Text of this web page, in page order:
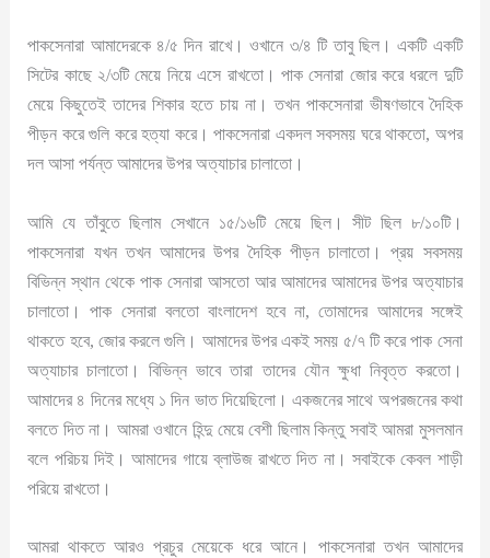
পাকসেনারা আমাদেরকে ৪/৫ দিন রাখে। ওখানে ৩/৪ টি তাবু ছিল। একটি একটি
সিটের কাছে ২/৩টি মেয়ে নিয়ে এসে রাখতো। পাক সেনারা জোর করে ধরলে দুটি
মেয়ে কিছুতেই তাদের শিকার হতে চায় না। তখন পাকসেনারা ভীষণভাবে দৈহিক
পীড়ন করে গুলি করে হত্যা করে। পাকসেনারা একদল সবসময় ঘরে থাকতো, অপর
দল আসা পর্যন্ত আমাদের উপর অত্যাচার চালাতো।
আমি যে তাঁবুতে ছিলাম সেখানে ১৫/১৬টি মেয়ে ছিল। সীট ছিল ৮/১০টি।
পাকসেনারা যখন তখন আমাদের উপর দৈহিক পীড়ন চালাতো। প্রয় সবসময়
বিভিন্ন স্থান থেকে পাক সেনারা আসতো আর আমাদের আমাদের উপর অত্যাচার
চালাতো। পাক সেনারা বলতো বাংলাদেশ হবে না, তোমাদের আমাদের সঙ্গেই
থাকতে হবে, জোর করলে গুলি। আমাদের উপর একই সময় ৫/৭ টি করে পাক সেনা
অত্যাচার চালাতো। বিভিন্ন ভাবে তারা তাদের যৌন ক্ষুধা নিবৃত্ত করতো।
আমাদের ৪ দিনের মধ্যে ১ দিন ভাত দিয়েছিলো। একজনের সাথে অপরজনের কথা
বলতে দিত না। আমরা ওখানে হিন্দু মেয়ে বেশী ছিলাম কিন্তু সবাই আমরা মুসলমান
বলে পরিচয় দিই। আমাদের গায়ে ব্লাউজ রাখতে দিত না। সবাইকে কেবল শাড়ী
পরিয়ে রাখতো।
আমরা থাকতে আরও প্রচুর মেয়েকে ধরে আনে। পাকসেনারা তখন আমাদের